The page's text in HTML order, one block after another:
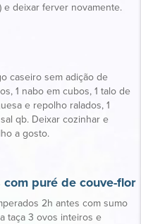
e deixar ferver novamente.
caseiro sem adição de
1 nabo em cubos, 1 talo de
e repolho ralados, 1
qb. Deixar cozinhar e
a gosto.
puré de couve-flor
2h antes com sumo
taça 3 ovos inteiros e